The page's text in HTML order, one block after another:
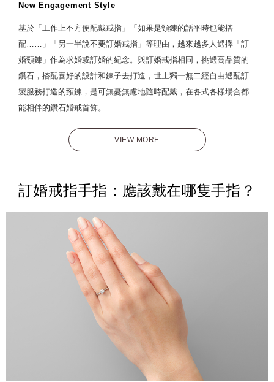
New Engagement Style
基於「工作上不方便配戴戒指」「如果是頸鍊的話平時也能搭
配……」「另一半說不要訂婚戒指」等理由，越來越多人選擇「訂
婚頸鍊」作為求婚或訂婚的紀念。與訂婚戒指相同，挑選高品質的
鑽石，搭配喜好的設計和鍊子去打造，世上獨一無二經自由選配訂
製服務打造的頸鍊，是可無憂無慮地隨時配戴，在各式各樣場合都
能相伴的鑽石婚戒首飾。
VIEW MORE
訂婚戒指手指：應該戴在哪隻手指？